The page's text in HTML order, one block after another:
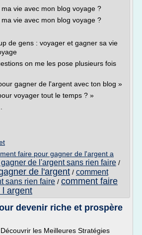
vie avec mon blog voyage ?
vie avec mon blog voyage ?
de gens : voyager et gagner sa vie
on me les pose plusieurs fois
gagner de l'argent avec ton blog »
voyager tout le temps ? »
faire pour gagner de l'argent a
de l'argent sans rien faire /
de l'argent / comment
sans rien faire / comment faire
l argent
devenir riche et prospère
les Meilleures Stratégies